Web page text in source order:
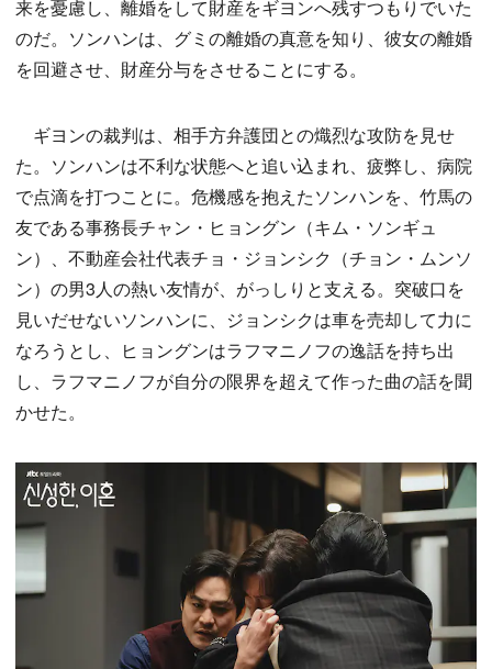
来を憂慮し、離婚をして財産をギヨンへ残すつもりでいた
のだ。ソンハンは、グミの離婚の真意を知り、彼女の離婚
を回避させ、財産分与をさせることにする。
ギヨンの裁判は、相手方弁護団との熾烈な攻防を見せ
た。ソンハンは不利な状態へと追い込まれ、疲弊し、病院
で点滴を打つことに。危機感を抱えたソンハンを、竹馬の
友である事務長チャン・ヒョングン（キム・ソンギュ
ン）、不動産会社代表チョ・ジョンシク（チョン・ムンソ
ン）の男3人の熱い友情が、がっしりと支える。突破口を
見いだせないソンハンに、ジョンシクは車を売却して力に
なろうとし、ヒョングンはラフマニノフの逸話を持ち出
し、ラフマニノフが自分の限界を超えて作った曲の話を聞
かせた。